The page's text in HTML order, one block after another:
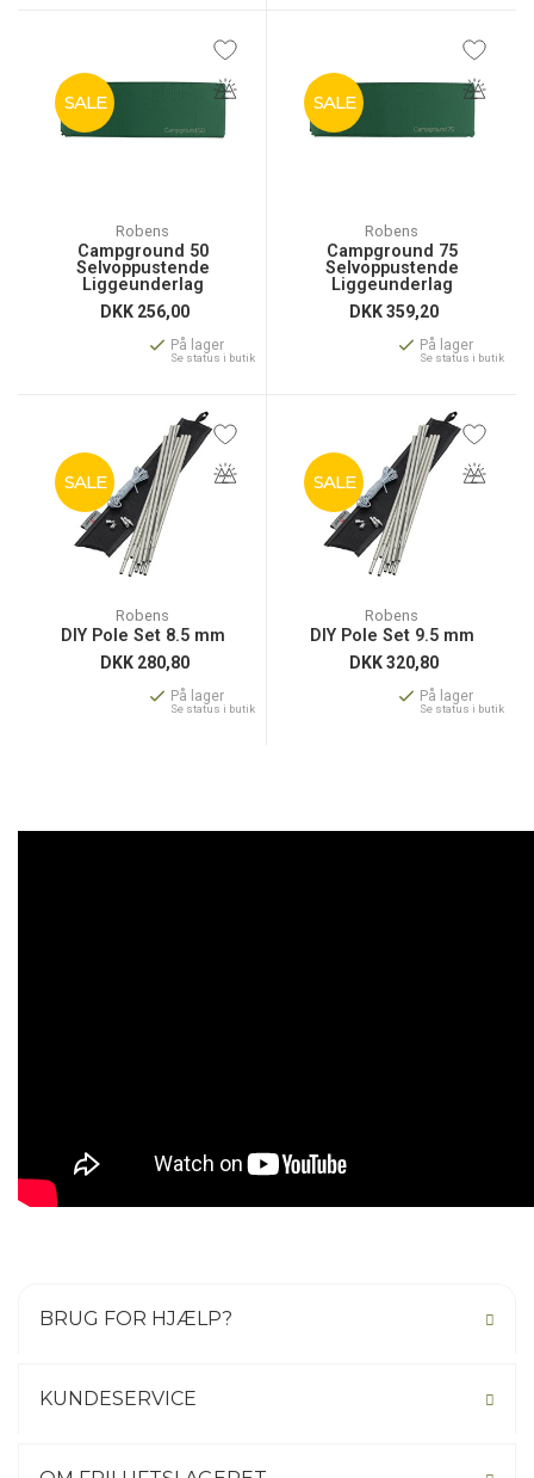
SALE
Robens
Campground 50
Selvoppustende
Liggeunderlag
DKK 256,00
På lager
Se status i butik
SALE
Robens
Campground 75
Selvoppustende
Liggeunderlag
DKK359,20
På lager
Se status i butik
SALE
Robens
DIY Pole Set 8.5 mm
DKK 280,80
På lager
Se status i butik
SALE
Robens
DIY Pole Set 9.5 mm
DKK320,80
På lager
Se status i butik
BRUG FOR HJÆLP?
KUNDESERVICE